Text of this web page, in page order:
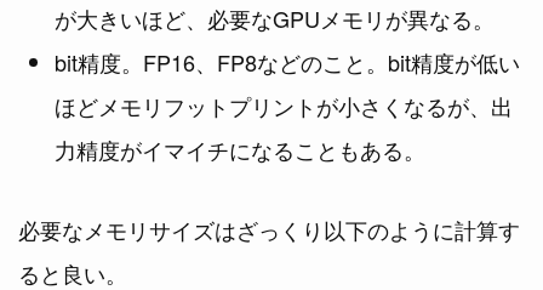
が大きいほど、必要なGPUメモリが異なる。
bit精度。FP16、FP8などのこと。bit精度が低い
ほどメモリフットプリントが小さくなるが、出
力精度がイマイチになることもある。
必要なメモリサイズはざっくり以下のように計算す
ると良い。